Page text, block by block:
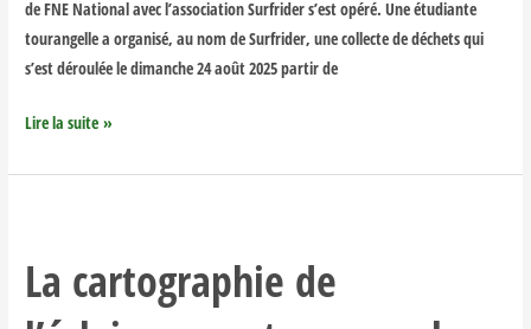
de FNE National avec l’association Surfrider s’est opéré. Une étudiante
tourangelle a organisé, au nom de Surfrider, une collecte de déchets qui
s’est déroulée le dimanche 24 août 2025 partir de
Lire la suite »
La cartographie de
de
l’éclairage